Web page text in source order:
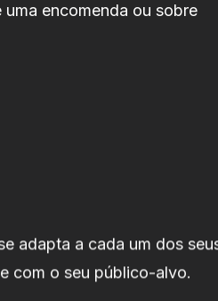
encomenda ou sobre
adapta a cada um dos
com o seu público-alvo.